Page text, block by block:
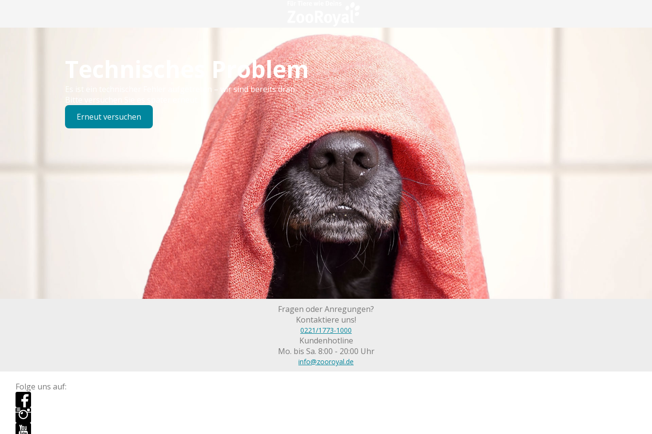
Technisches Problem
Es ist ein technischer Fehler aufgetreten – wir sind bereits dran.
Bitte versuchen Sie es später erneut.
Erneut versuchen
Fragen oder Anregungen?
Kontaktiere uns!
0221/1773-1000
Kundenhotline
Mo. bis Sa. 8:00 - 20:00 Uhr
info@zooroyal.de
Folge uns auf: